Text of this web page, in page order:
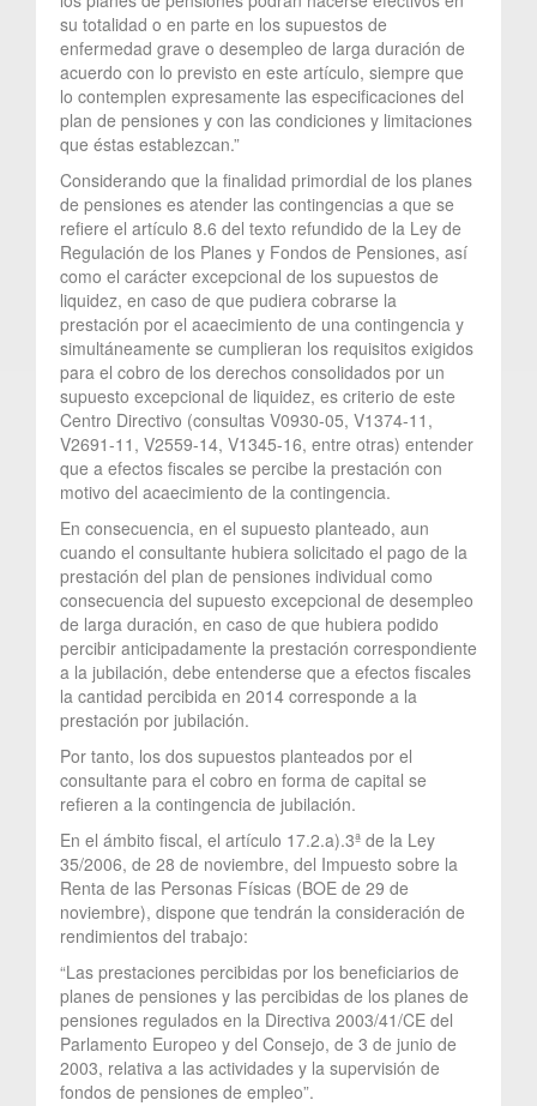
su totalidad o en parte en los supuestos de
enfermedad grave o desempleo de larga duración de
acuerdo con lo previsto en este artículo, siempre que
lo contemplen expresamente las especificaciones del
plan de pensiones y con las condiciones y limitaciones
que éstas establezcan.”
Considerando que la finalidad primordial de los planes
de pensiones es atender las contingencias a que se
refiere el artículo 8.6 del texto refundido de la Ley de
Regulación de los Planes y Fondos de Pensiones, así
como el carácter excepcional de los supuestos de
liquidez, en caso de que pudiera cobrarse la
prestación por el acaecimiento de una contingencia y
simultáneamente se cumplieran los requisitos exigidos
para el cobro de los derechos consolidados por un
supuesto excepcional de liquidez, es criterio de este
Centro Directivo (consultas V0930-05, V1374-11,
V2691-11, V2559-14, V1345-16, entre otras) entender
que a efectos fiscales se percibe la prestación con
motivo del acaecimiento de la contingencia.
En consecuencia, en el supuesto planteado, aun
cuando el consultante hubiera solicitado el pago de la
prestación del plan de pensiones individual como
consecuencia del supuesto excepcional de desempleo
de larga duración, en caso de que hubiera podido
percibir anticipadamente la prestación correspondiente
a la jubilación, debe entenderse que a efectos fiscales
la cantidad percibida en 2014 corresponde a la
prestación por jubilación.
Por tanto, los dos supuestos planteados por el
consultante para el cobro en forma de capital se
refieren a la contingencia de jubilación.
En el ámbito fiscal, el artículo 17.2.a).3ª de la Ley
35/2006, de 28 de noviembre, del Impuesto sobre la
Renta de las Personas Físicas (BOE de 29 de
noviembre), dispone que tendrán la consideración de
rendimientos del trabajo:
“Las prestaciones percibidas por los beneficiarios de
planes de pensiones y las percibidas de los planes de
pensiones regulados en la Directiva 2003/41/CE del
Parlamento Europeo y del Consejo, de 3 de junio de
2003, relativa a las actividades y la supervisión de
fondos de pensiones de empleo”.